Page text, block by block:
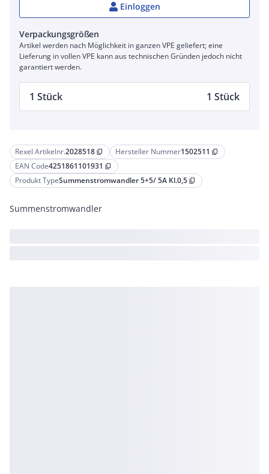
Rexel Artikelnr.2028518 content_copy Hersteller Nummer1502511 content_copy
EAN Code4251861101931 content_copy
Produkt TypeSummenstromwandler 5+5/ 5A Kl.0,5 content_copy
Summenstromwandler
Einloggen
Verpackungsgrößen
Artikel werden nach Möglichkeit in ganzen VPE geliefert; eine
Lieferung in vollen VPE kann aus technischen Gründen jedoch nicht
garantiert werden.
1 Stück 1 Stück